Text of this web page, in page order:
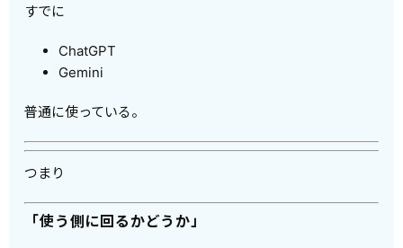
すでに
ChatGPT
Gemini
普通に使っている。
つまり
「使う側に回るかどうか」